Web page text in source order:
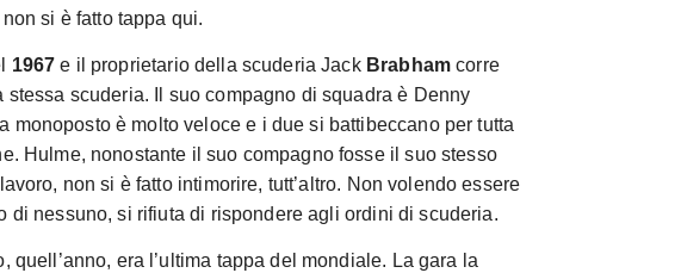
si è fatto tappa qui.
1967e il proprietario della scuderia Jack Brabham corre
stessa scuderia. Il suo compagno di squadra è Denny
monoposto è molto veloce e i due si battibeccano per tutta
Hulme, nonostante il suo compagno fosse il suo stesso
non si è fatto intimorire, tutt’altro. Non volendo essere
di nessuno, si rifiuta di rispondere agli ordini di scuderia.
quell’anno, era l’ultima tappa del mondiale. La gara la